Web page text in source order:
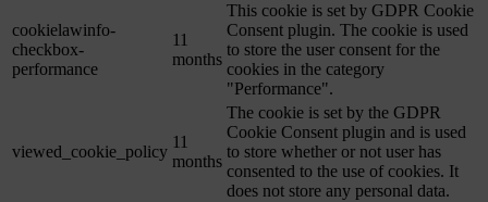
cookielawinfo-
checkbox-
performance
11
months
This cookie is set by GDPR Cookie
Consent plugin. The cookie is used
to store the user consent for the
cookies in the category
"Performance".
viewed_cookie_policy
11
months
The cookie is set by the GDPR
Cookie Consent plugin and is used
to store whether or not user has
consented to the use of cookies. It
does not store any personal data.